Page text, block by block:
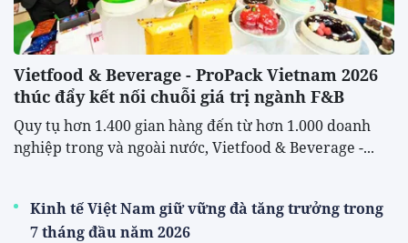
Vietfood & Beverage - ProPack Vietnam 2026
thúc đẩy kết nối chuỗi giá trị ngành F&B
Quy tụ hơn 1.400 gian hàng đến từ hơn 1.000 doanh
nghiệp trong và ngoài nước, Vietfood & Beverage -...
Kinh tế Việt Nam giữ vững đà tăng trưởng trong
7 tháng đầu năm 2026